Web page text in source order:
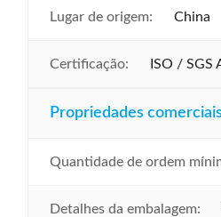
Lugar de origem: China
Certificação: ISO / SGS
Propriedades
Quantidade de ordem
Detalhes da embalagem: